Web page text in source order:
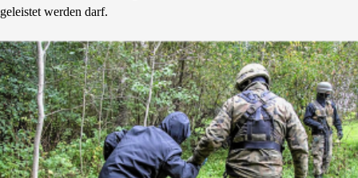
geleistet werden darf.